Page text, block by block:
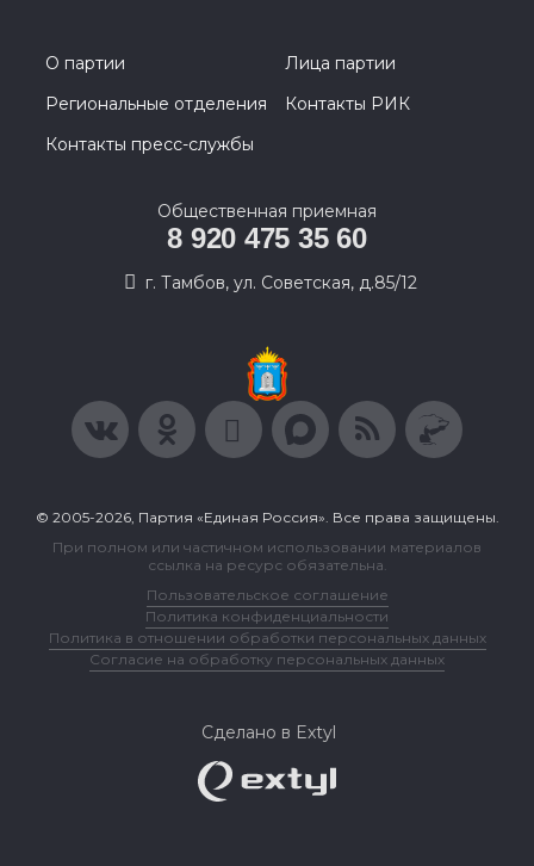
О партии
Лица партии
Региональные отделения
Контакты РИК
Контакты пресс-службы
Общественная приемная
8 920 475 35 60
г. Тамбов, ул. Советская, д.85/12
© 2005-2026, Партия «Единая Россия». Все права защищены.
При полном или частичном использовании материалов
ссылка на ресурс обязательна.
Пользовательское соглашение
Политика конфиденциальности
Политика в отношении обработки персональных данных
Согласие на обработку персональных данных
Сделано в Extyl